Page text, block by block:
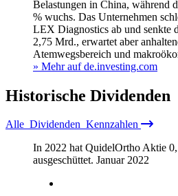
Belastungen in China, während
% wuchs. Das Unternehmen
LEX Diagnostics ab und senkte
2,75 Mrd., erwartet aber
Atemwegsbereich und
» Mehr auf de.investing.com
Historische Dividenden
Alle Dividenden Kennzahlen
In 2022 hat QuidelOrtho Aktie
ausgeschüttet. Januar 2022